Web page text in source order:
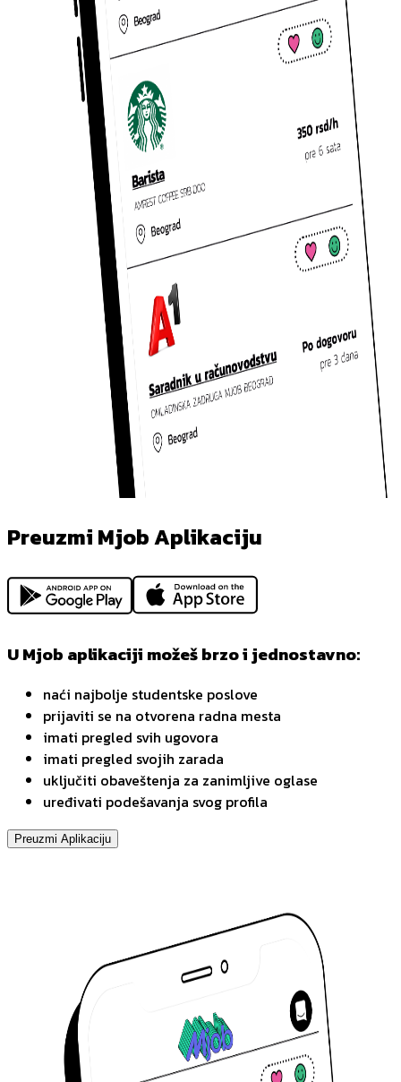
Preuzmi Mjob Aplikaciju
U Mjob aplikaciji možeš brzo i jednostavno:
naći najbolje studentske poslove
prijaviti se na otvorena radna mesta
imati pregled svih ugovora
imati pregled svojih zarada
uključiti obaveštenja za zanimljive oglase
uređivati podešavanja svog profila
Preuzmi Aplikaciju